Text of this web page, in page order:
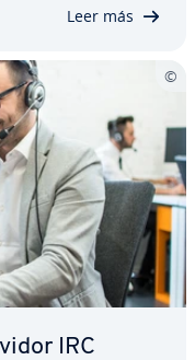
Leer más
IRC